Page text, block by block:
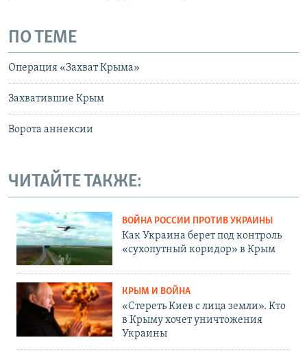
ПО ТЕМЕ
Операция «Захват Крыма»
Захватившие Крым
Ворота аннексии
ЧИТАЙТЕ ТАКЖЕ:
ВОЙНА РОССИИ ПРОТИВ УКРАИНЫ
Как Украина берет под контроль
«сухопутный коридор» в Крым
КРЫМ И ВОЙНА
«Стереть Киев с лица земли». Кто
в Крыму хочет уничтожения
Украины